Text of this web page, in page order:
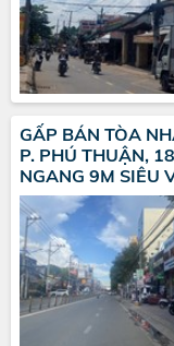
GẤP BÁN TÒA
P. PHÚ THUẬN,
NGANG 9M SIÊU